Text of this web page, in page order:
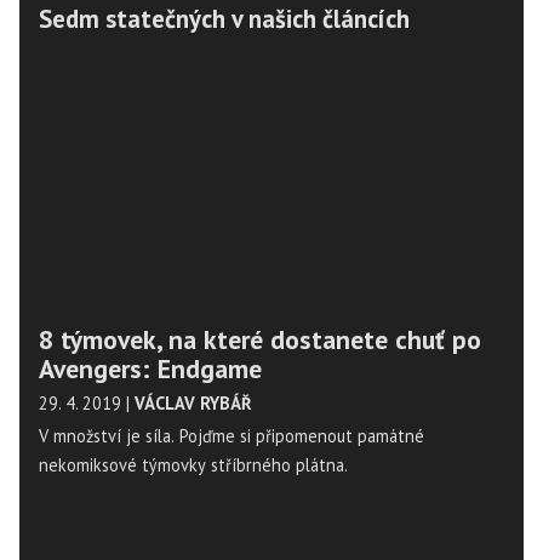
Sedm statečných v našich článcích
8 týmovek, na které dostanete chuť po
Avengers: Endgame
29. 4. 2019 | VÁCLAV RYBÁŘ
V množství je síla. Pojďme si připomenout památné
nekomiksové týmovky stříbrného plátna.